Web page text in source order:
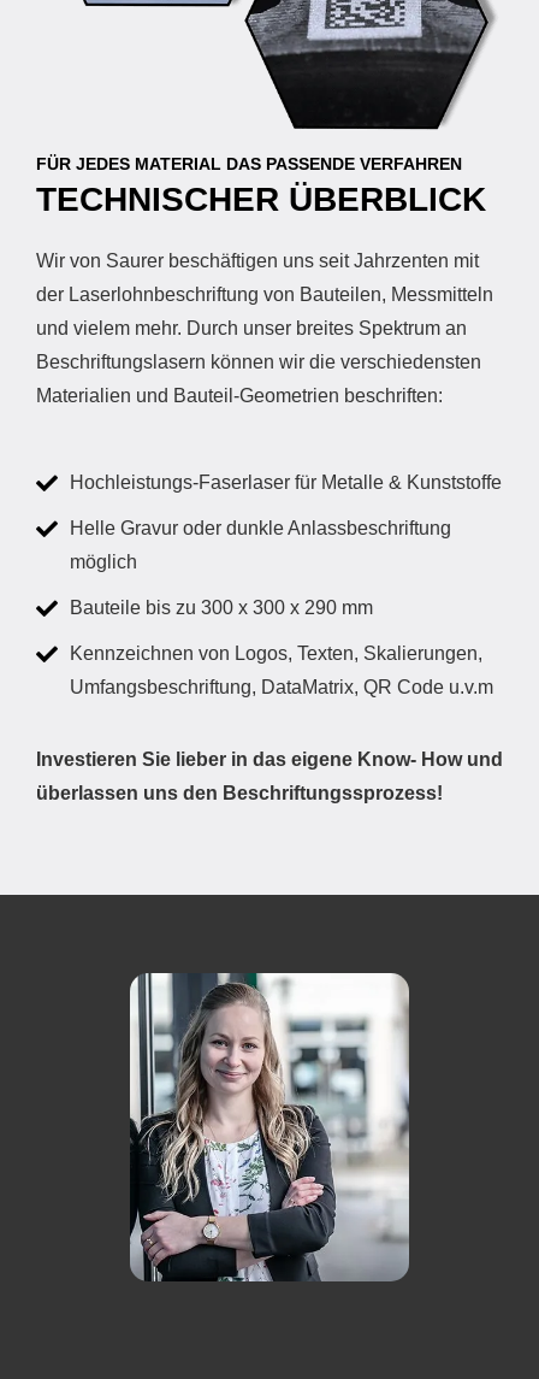
FÜR JEDES MATERIAL DAS PASSENDE VERFAHREN
TECHNISCHER ÜBERBLICK
Wir von Saurer beschäftigen uns seit Jahrzenten mit
der Laserlohnbeschriftung von Bauteilen, Messmitteln
und vielem mehr. Durch unser breites Spektrum an
Beschriftungslasern können wir die verschiedensten
Materialien und Bauteil-Geometrien beschriften:
Hochleistungs-Faserlaser für Metalle & Kunststoffe
Helle Gravur oder dunkle Anlassbeschriftung
möglich
Bauteile bis zu 300 x 300 x 290 mm
Kennzeichnen von Logos, Texten, Skalierungen,
Umfangsbeschriftung, DataMatrix, QR Code u.v.m
Investieren Sie lieber in das eigene Know- How und
überlassen uns den Beschriftungssprozess!